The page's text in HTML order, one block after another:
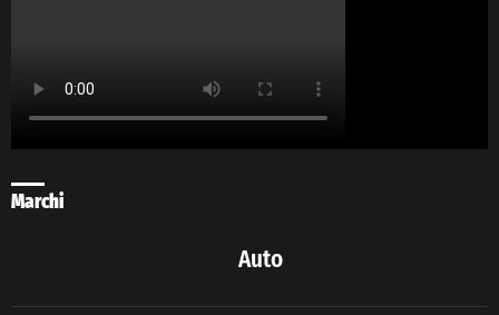
Marchi
Auto